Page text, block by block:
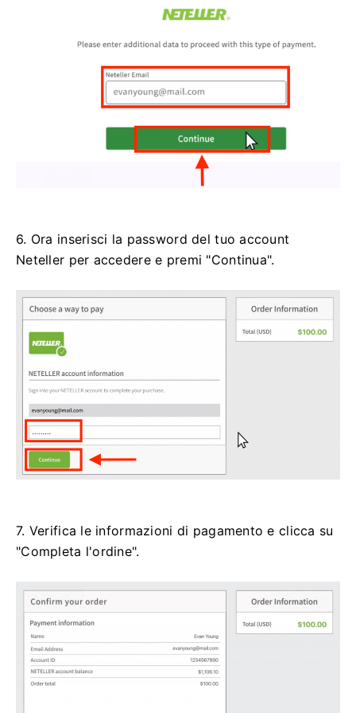
6. Ora inserisci la password del tuo account
Neteller per accedere e premi "Continua".
7. Verifica le informazioni di pagamento e clicca su
"Completa l'ordine".